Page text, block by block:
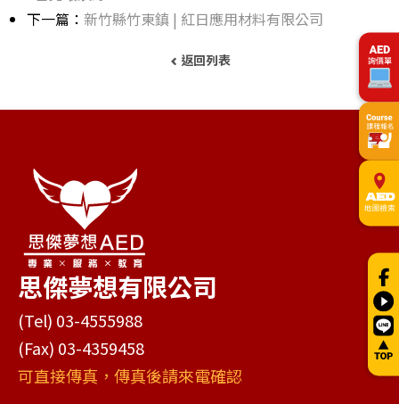
下一篇： 新竹縣竹東鎮 | 紅日應用材料有限公司
返回列表
思傑夢想有限公司
(Tel) 03-4555988
(Fax) 03-4359458
可直接傳真，傳真後請來電確認